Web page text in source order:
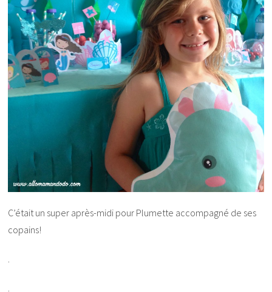
C’était un super après-midi pour Plumette accompagné de ses
copains!